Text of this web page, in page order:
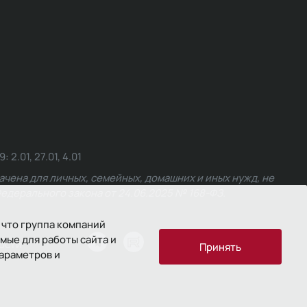
группа компаний
для работы сайта и
и
Принять
27.01, 4.01
для личных, семейных, домашних и иных нужд, не